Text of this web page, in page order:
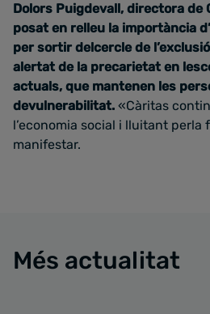
Dolors Puigdevall, directora de
posat en relleu la importància
per sortir delcercle de
alertat de la precarietat en
actuals, que mantenen les
devulnerabilitat. «Càritas
l’economia social i lluitant perla
manifestar.
Més actualitat